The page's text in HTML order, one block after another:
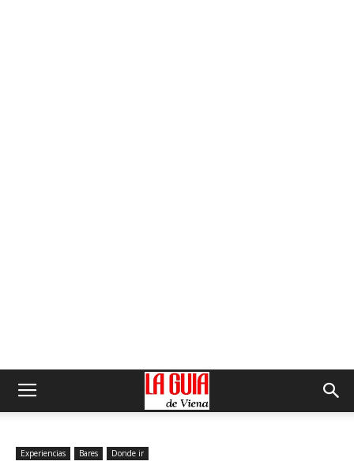
Experiencias Bares Donde ir